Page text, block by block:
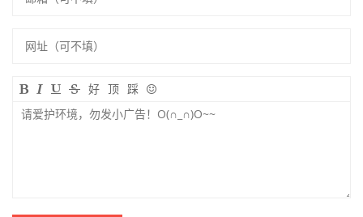
好 顶 踩